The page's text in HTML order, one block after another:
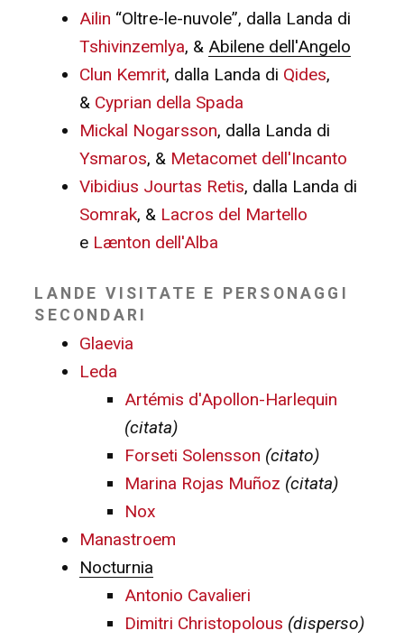
Ailin “Oltre-le-nuvole”, dalla Landa di
Tshivinzemlya, & Abilene dell'Angelo
Clun Kemrit, dalla Landa di Qides,
& Cyprian della Spada
Mickal Nogarsson, dalla Landa di
Ysmaros, & Metacomet dell'Incanto
Vibidius Jourtas Retis, dalla Landa di
Somrak, & Lacros del Martello
e Lænton dell'Alba
LANDE VISITATE E PERSONAGGI
SECONDARI
Glaevia
Leda
Artémis d'Apollon-Harlequin
(citata)
Forseti Solensson (citato)
Marina Rojas Muñoz (citata)
Nox
Manastroem
Nocturnia
Antonio Cavalieri
Dimitri Christopolous (disperso)